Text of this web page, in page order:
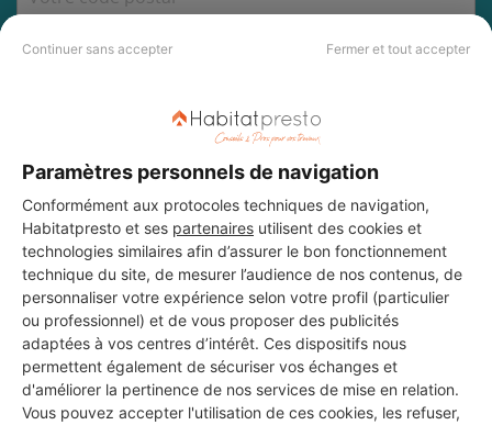
Continuer sans accepter Fermer et tout accepter
Paramètres personnels de navigation
Conformément aux protocoles techniques de navigation,
Habitatpresto et ses partenaires utilisent des cookies et
technologies similaires afin d’assurer le bon fonctionnement
technique du site, de mesurer l’audience de nos contenus, de
personnaliser votre expérience selon votre profil (particulier
ou professionnel) et de vous proposer des publicités
adaptées à vos centres d’intérêt. Ces dispositifs nous
permettent également de sécuriser vos échanges et
d'améliorer la pertinence de nos services de mise en relation.
Vous pouvez accepter l'utilisation de ces cookies, les refuser,
DEMANDER UN DEVIS